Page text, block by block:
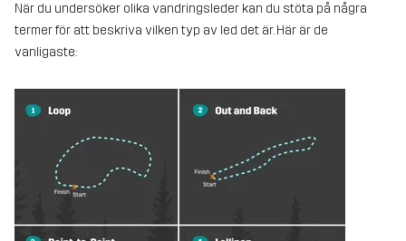
När du undersöker olika vandringsleder kan du stöta på några
termer för att beskriva vilken typ av led det är. Här är de
vanligaste: